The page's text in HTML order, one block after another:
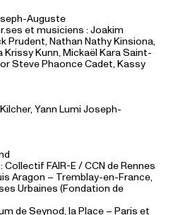
Auguste
et musiciens : Joakim
Prudent, Nathan Nathy Kinsiona,
Krissy Kunn, Mickaël Kara Saint-
Steve Phaonce Cadet, Kassy
Yann Lumi Joseph-
FAIR-E / CCN de Rennes
Aragon – Tremblay-en-France,
Urbaines (Fondation de
de Seynod, la Place – Paris et